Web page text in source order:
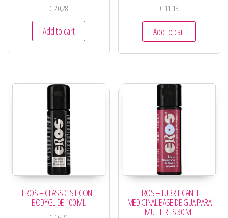
€20,28
Add to cart
€ 11,13
Add to cart
EROS – CLASSIC SILICONE
BODYGLIDE 100 ML
EROS – LUBRIFICANTE
MEDICINAL BASE DE GUA PARA
MULHERES 30 ML